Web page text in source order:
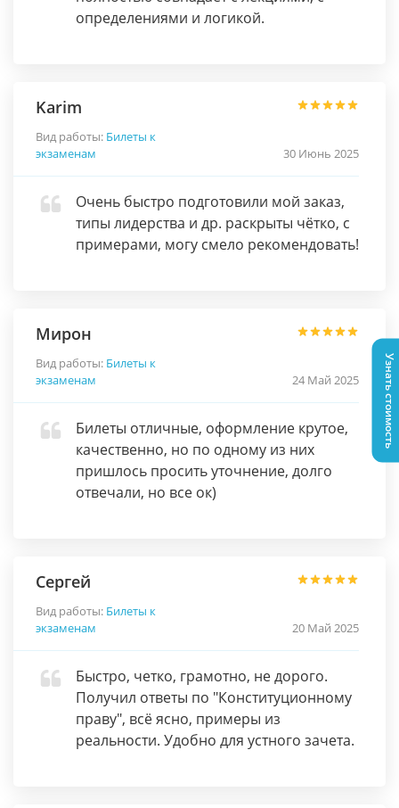
определениями и логикой.
Karim
Вид работы: Билеты к
экзаменам
30 Июнь 2025
Очень быстро подготовили мой заказ,
типы лидерства и др. раскрыты чётко, с
примерами, могу смело рекомендовать!
Мирон
Вид работы: Билеты к
экзаменам
24 Май 2025
Билеты отличные, оформление крутое,
качественно, но по одному из них
пришлось просить уточнение, долго
отвечали, но все ок)
Сергей
Вид работы: Билеты к
экзаменам
20 Май 2025
Быстро, четко, грамотно, не дорого.
Получил ответы по "Конституционному
праву", всё ясно, примеры из
реальности. Удобно для устного зачета.
Узнать стоимость